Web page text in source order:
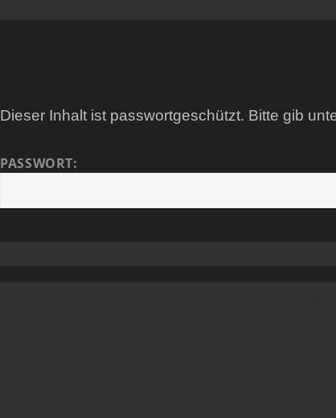
Dieser Inhalt ist passwortgeschützt. Bitte gib
PASSWORT: